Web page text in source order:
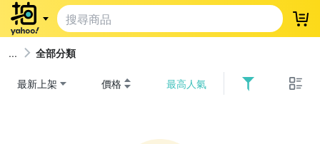
登
全部分類
最新上架 價格 最高人氣